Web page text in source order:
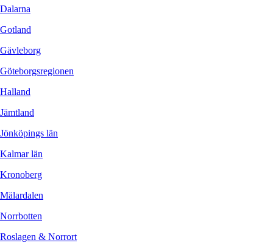
Dalarna
Gotland
Gävleborg
Göteborgsregionen
Halland
Jämtland
Jönköpings län
Kalmar län
Kronoberg
Mälardalen
Norrbotten
Roslagen & Norrort